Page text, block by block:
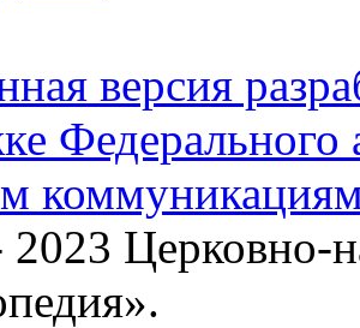
версия
Федерального
Церковно-